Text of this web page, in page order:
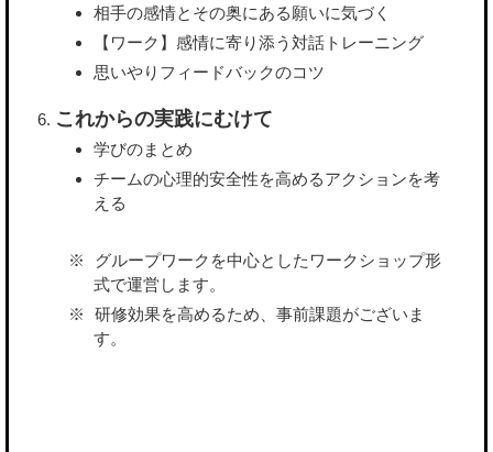
相手の感情とその奥にある願いに気づく
【ワーク】感情に寄り添う対話トレーニング
思いやりフィードバックのコツ
これからの実践にむけて
学びのまとめ
チームの心理的安全性を高めるアクションを考
える
グループワークを中心としたワークショップ形
式で運営します。
研修効果を高めるため、事前課題がございま
す。